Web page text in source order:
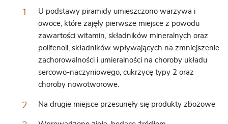
U podstawy piramidy umieszczono warzywa i
owoce, które zajęły pierwsze miejsce z powodu
zawartości witamin, składników mineralnych oraz
polifenoli, składników wpływających na zmniejszenie
zachorowalności i umieralności na choroby układu
sercowo-naczyniowego, cukrzycę typy 2 oraz
choroby nowotworowe.
Na drugie miejsce przesunęły się produkty zbożowe